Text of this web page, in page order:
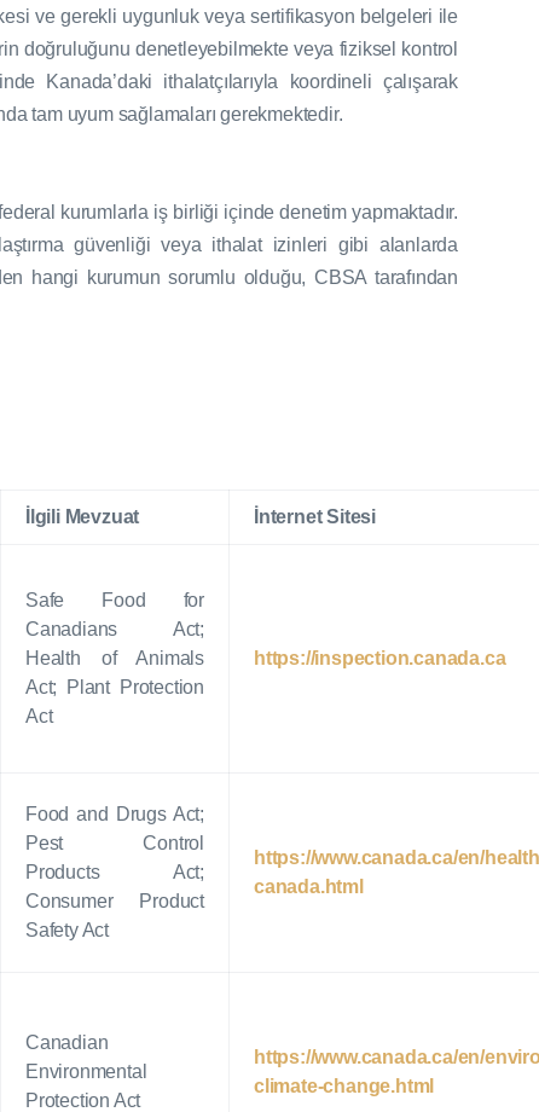
ve gerekli uygunluk veya sertifikasyon belgeleri ile
doğruluğunu denetleyebilmekte veya fiziksel kontrol
Kanada’daki ithalatçılarıyla koordineli çalışarak
tam uyum sağlamaları gerekmektedir.
kurumlarla iş birliği içinde denetim yapmaktadır.
güvenliği veya ithalat izinleri gibi alanlarda
hangi kurumun sorumlu olduğu, CBSA tarafından
İlgili Mevzuat İnternet Sitesi
Safe Food for
Canadians Act;
Health of Animals
Act; Plant Protection
Act
https://inspection.canada.ca
Food and Drugs Act;
Pest Control
Products Act;
Consumer Product
Safety Act
https://www.canada.ca/en/
canada.html
Canadian
Environmental
Protection Act
https://www.canada.ca/en/
climate-change.html